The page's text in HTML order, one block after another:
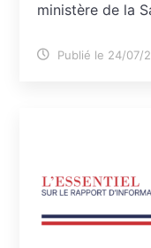
ministère de la
Publié le 24/07/